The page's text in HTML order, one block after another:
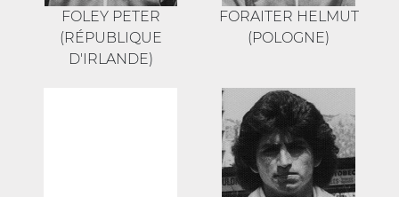
FOLEY PETER
(RÉPUBLIQUE
D'IRLANDE)
FORAITER HELMUT
(POLOGNE)